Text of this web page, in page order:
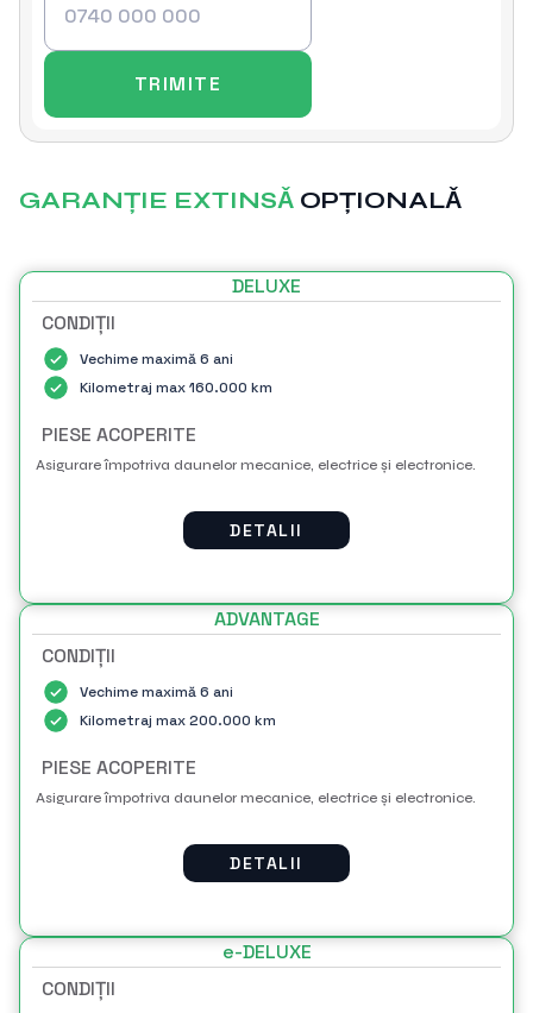
GARANȚIE EXTINSǍ OPȚIONALǍ
DELUXE
CONDIȚII
Vechime maximă 6 ani
Kilometraj max 160.000 km
PIESE ACOPERITE
Asigurare împotriva daunelor mecanice, electrice și electronice.
DETALII
ADVANTAGE
CONDIȚII
Vechime maximă 6 ani
Kilometraj max 200.000 km
PIESE ACOPERITE
Asigurare împotriva daunelor mecanice, electrice și electronice.
DETALII
e-DELUXE
CONDIȚII